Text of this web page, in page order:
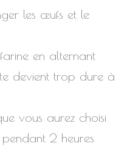
les œufs et le
en alternant
devient trop dure à
vous aurez choisi
2 heures